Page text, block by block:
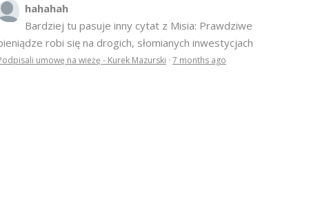
hahahah
Bardziej tu pasuje inny cytat z Misia: Prawdziwe
robi się na drogich, słomianych inwestycjach
umowę na wieżę - Kurek Mazurski · 7 months ago